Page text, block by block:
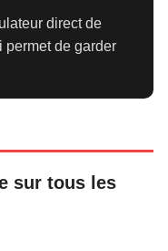
direct de
permet de garder
sur tous les